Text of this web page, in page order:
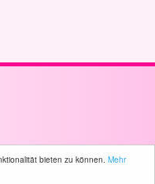
bieten zu können. Mehr
reserved -4594 user(s)